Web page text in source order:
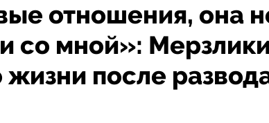
отношения, она
со мной»:
жизни после